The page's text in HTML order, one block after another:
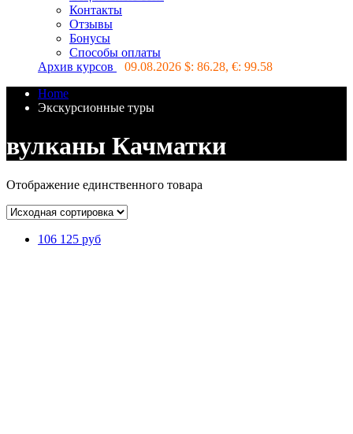
Контакты
Отзывы
Бонусы
Способы оплаты
Архив курсов
09.08.2026 $: 86.28, €: 99.58
Home
Экскурсионные туры
вулканы Качматки
Отображение единственного товара
106 125 руб